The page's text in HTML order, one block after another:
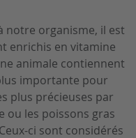
notre organisme, il est
enrichis en vitamine
animale contiennent
importante pour
plus précieuses par
ou les poissons gras
ci sont considérés